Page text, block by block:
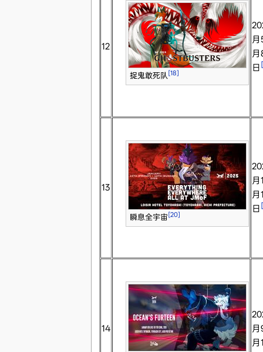
12
捉鬼敢死队[18]
月
日
13
瞬息全宇宙[20]
月
月
日
14
月